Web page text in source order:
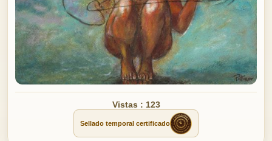
Vistas : 123
Sellado temporal certificado